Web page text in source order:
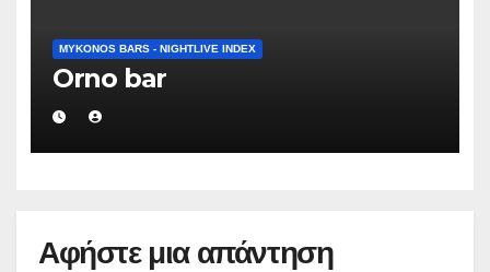
MYKONOS BARS - NIGHTLIVE INDEX
Orno bar
Αφήστε μια απάντηση